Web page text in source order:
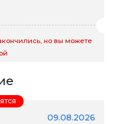
но вы можете
09.08.2026